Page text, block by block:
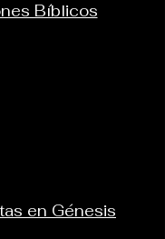
Bíblicos
en Génesis